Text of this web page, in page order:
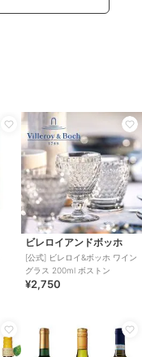
ビレロイアンドボッホ
[公式] ビレロイ&ボッホ ワイン
グラス 200ml ボストン
¥2,750